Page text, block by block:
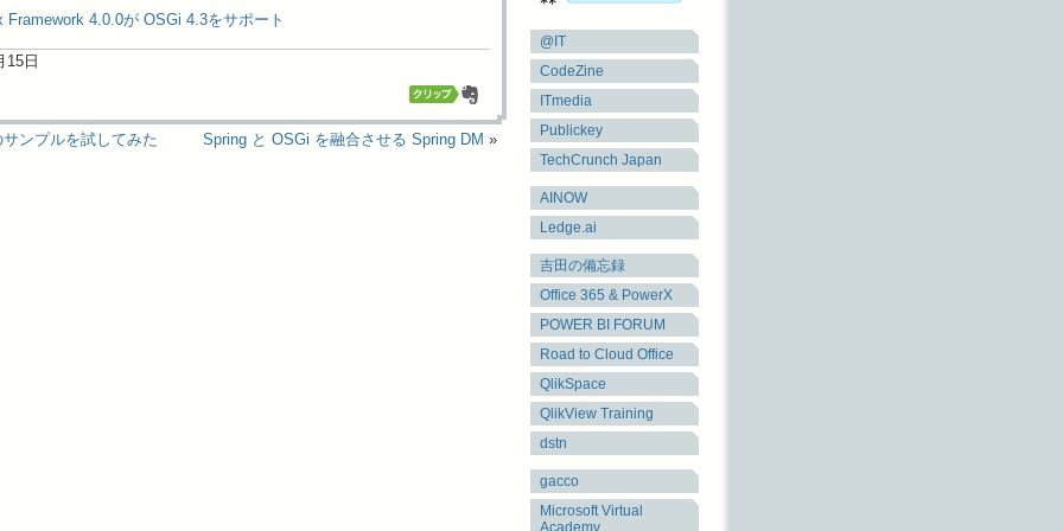
Framework 4.0.0が OSGi 4.3をサポート
15日
ンプルを試してみた Spring と OSGi を融合させる Spring DM »
@IT
CodeZine
ITmedia
Publickey
TechCrunch Japan
AINOW
Ledge.ai
吉田の備忘録
Office 365 & PowerX
POWER BI FORUM
Road to Cloud Office
QlikSpace
QlikView Training
dstn
gacco
Microsoft Virtual
Academy